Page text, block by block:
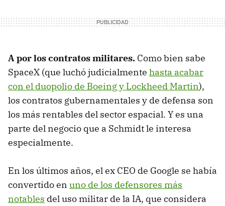
A por los contratos militares. Como bien sabe
SpaceX (que luchó judicialmente hasta acabar
con el duopolio de Boeing y Lockheed Martin),
los contratos gubernamentales y de defensa son
los más rentables del sector espacial. Y es una
parte del negocio que a Schmidt le interesa
especialmente.
En los últimos años, el ex CEO de Google se había
convertido en uno de los defensores más
notables del uso militar de la IA, que considera